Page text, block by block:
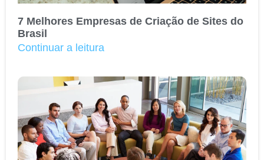
7 Melhores Empresas de Criação de Sites do
Brasil
Continuar a leitura